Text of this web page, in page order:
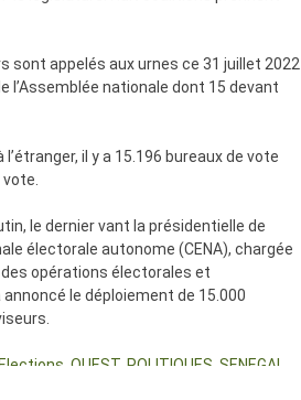
sont appelés aux urnes ce 31 juillet 2022
l’Assemblée nationale dont 15 devant
il y a 15.196 bureaux de vote
vote.
le dernier vant la présidentielle de
électorale autonome (CENA), chargée
opérations électorales et
le déploiement de 15.000
OUEST POLITIQUES SENEGAL